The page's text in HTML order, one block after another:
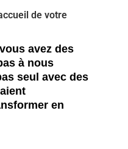
de votre
avez des
à nous
seul avec des
en